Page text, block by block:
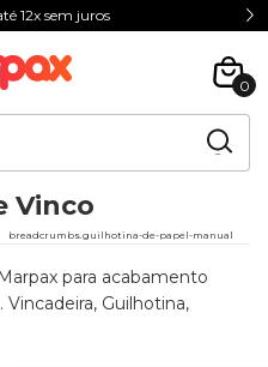
NIVERMPX
0
Vinco
breadcrumbs.guilhotina-de-papel-manual
para acabamento
Guilhotina,